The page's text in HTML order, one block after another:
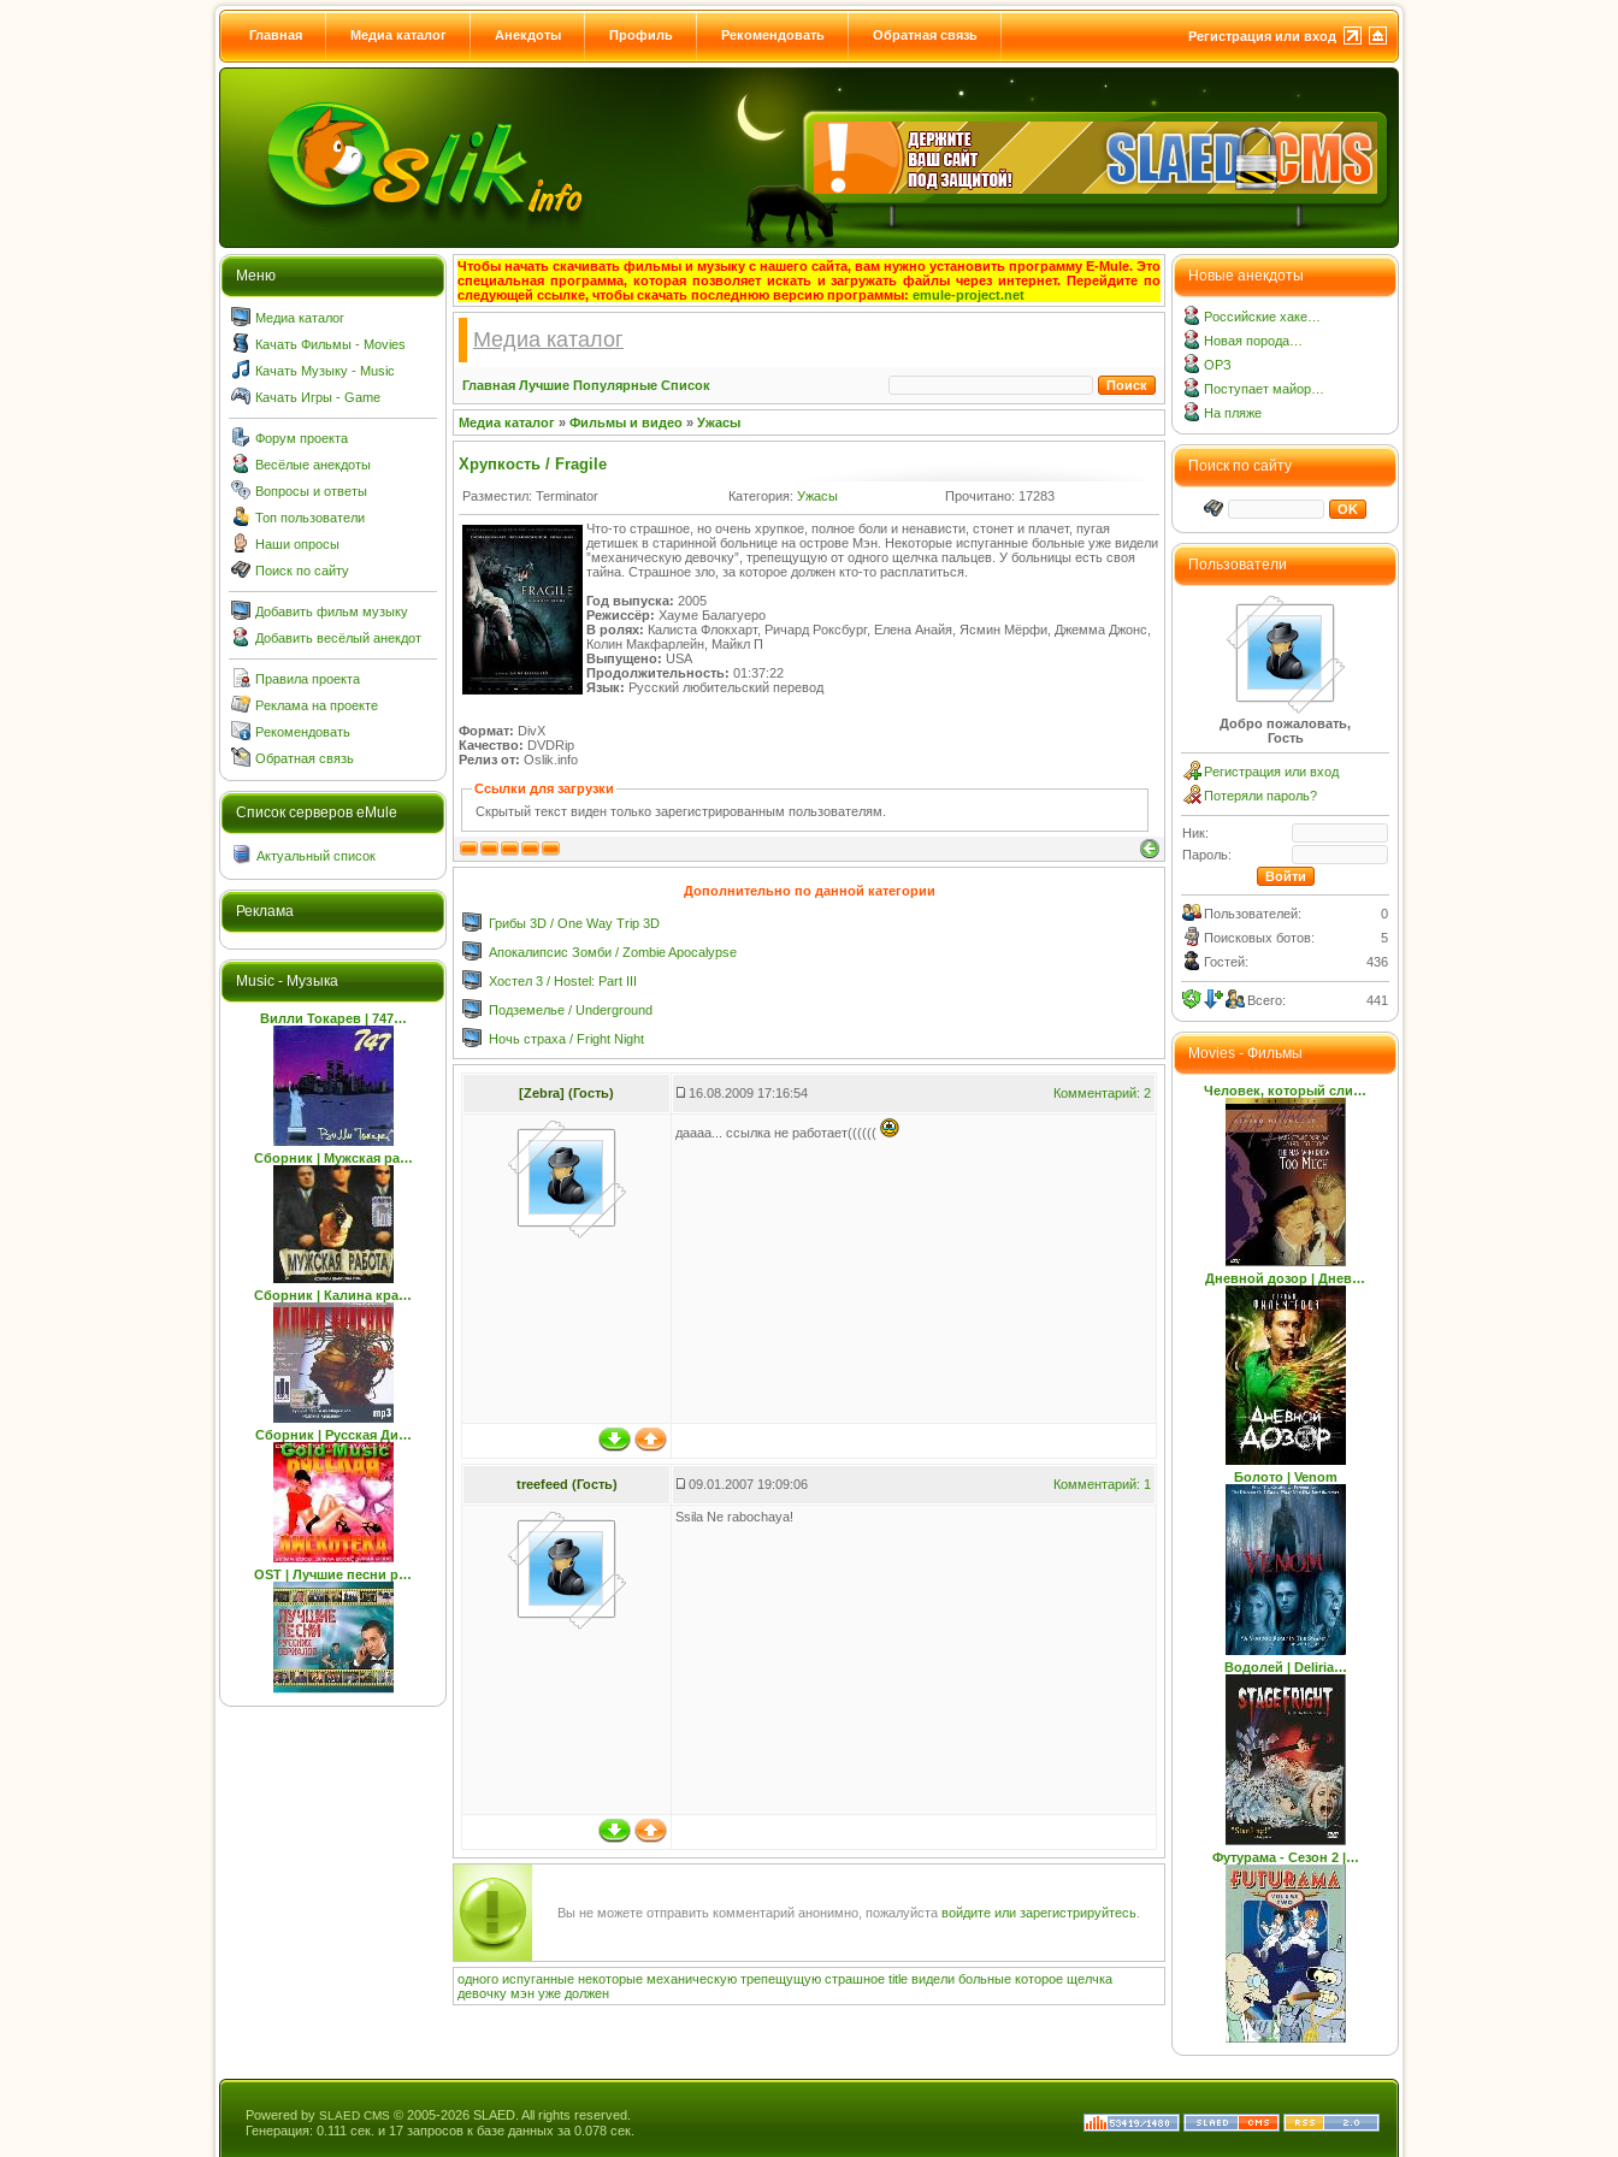
Регистрация или вход
Главная Медиа каталог Анекдоты Профиль Рекомендовать Обратная связь
Меню
Медиа каталог
Качать Фильмы - Movies
Качать Музыку - Music
Качать Игры - Game
Форум проекта
Весёлые анекдоты
Вопросы и ответы
Топ пользователи
Наши опросы
Поиск по сайту
Добавить фильм музыку
Добавить весёлый анекдот
Правила проекта
Реклама на проекте
Рекомендовать
Обратная связь
Cписок серверов eMule
Актуальный список
Реклама
Music - Музыка
Вилли Токарев | 747…
Сборник | Мужская ра…
Сборник | Калина кра…
Сборник | Русская Ди…
OST | Лучшие песни р…
Чтобы начать скачивать фильмы и музыку с нашего сайта, вам нужно установить программу E-Mule. Это
специальная программа, которая позволяет искать и загружать файлы через интернет. Перейдите по
следующей ссылке, чтобы скачать последнюю версию программы: emule-project.net
Медиа каталог
Главная Лучшие Популярные Список
Медиа каталог » Фильмы и видео » Ужасы
Хрупкость / Fragile
Разместил: Terminator Категория: Ужасы Прочитано: 17283
Что-то страшное, но очень хрупкое, полное боли и ненависти, стонет и плачет, пугая
детишек в старинной больнице на острове Мэн. Некоторые испуганные больные уже видели
”механическую девочку”, трепещущую от одного щелчка пальцев. У больницы есть своя
тайна. Страшное зло, за которое должен кто-то расплатиться.
Год выпуска: 2005
Режиссёр: Хауме Балагуеро
В ролях: Калиста Флокхарт, Ричард Роксбург, Елена Анайя, Ясмин Мёрфи, Джемма Джонс,
Колин Макфарлейн, Майкл П
Выпущено: USA
Продолжительность: 01:37:22
Язык: Русский любительский перевод
Формат: DivX
Качество: DVDRip
Релиз от: Oslik.info
Ссылки для загрузки
Скрытый текст виден только зарегистрированным пользователям.
Дополнительно по данной категории
Грибы 3D / One Way Trip 3D
Апокалипсис Зомби / Zombie Apocalypse
Хостел 3 / Hostel: Part III
Подземелье / Underground
Ночь страха / Fright Night
[Zebra] (Гость) 16.08.2009 17:16:54 Комментарий: 2
даааа... ссылка не работает((((((
treefeed (Гость) 09.01.2007 19:09:06 Комментарий: 1
Ssila Ne rabochaya!
Вы не можете отправить комментарий анонимно, пожалуйста войдите или зарегистрируйтесь.
одного испуганные некоторые механическую трепещущую страшное title видели больные которое щелчка
девочку мэн уже должен
Новые анекдоты
Российские хаке…
Новая порода…
ОРЗ
Поступает майор…
На пляже
Поиск по сайту
Пользователи
Добро пожаловать,
Гость
Регистрация или вход
Потеряли пароль?
Ник:
Пароль:
Пользователей:
0
Поисковых ботов:
5
Гостей:
436
Всего: 441
Movies - Фильмы
Человек, который сли…
Дневной дозор | Днев…
Болото | Venom
Водолей | Deliria…
Футурама - Сезон 2 |…
Powered by SLAED CMS © 2005-2026 SLAED. All rights reserved.
Генерация: 0.111 сек. и 17 запросов к базе данных за 0.078 сек.